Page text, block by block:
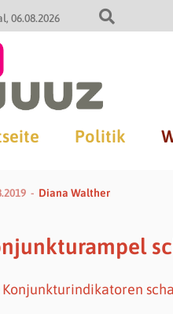
06.08.2026
Politik
Diana Walther